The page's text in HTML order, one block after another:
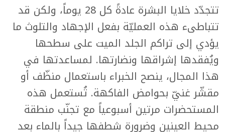
تتجدّد خلايا البشرة عادةً كل 28 يوماً، ولكن قد
تتباطىء هذه العمليّة بفعل الإجهاد والتلوث ما
يؤدي إلى تراكم الجلد الميت على سطحها
ويُفقدها إشراقها ونضارتها. لمساعدتها في
هذا المجال، ينصح الخبراء باستعمال منظّف أو
مقشّر غنيّ بحوامض الفاكهة. تُستعمل هذه
المستحضرات مرتين أسبوعياً مع تجنّب منطقة
محيط العينين وضرورة شطفها جيداً بالماء بعد